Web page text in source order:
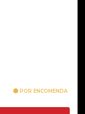
POR ENCOMENDA